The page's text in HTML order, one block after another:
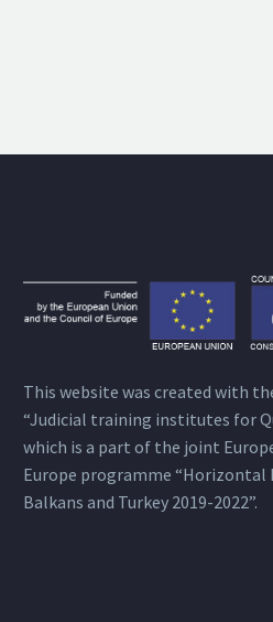
This website was created with
“Judicial training institutes for
which is a part of the joint
Europe programme “Horizontal
Balkans and Turkey 2019-2022”.